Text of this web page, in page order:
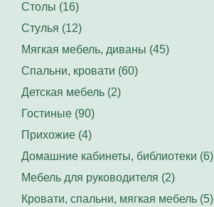
Столы (16)
Стулья (12)
Мягкая мебель, диваны (45)
Спальни, кровати (60)
Детская мебель (2)
Гостиные (90)
Прихожие (4)
Домашние кабинеты, библиотеки (6)
Мебель для руководителя (2)
Кровати, спальни, мягкая мебель (5)